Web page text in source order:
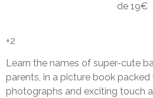
de 19€
+2
Learn the names of super-cute
parents, in a picture book
photographs and exciting touch